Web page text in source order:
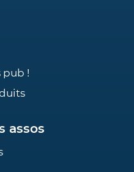
pub !
assos